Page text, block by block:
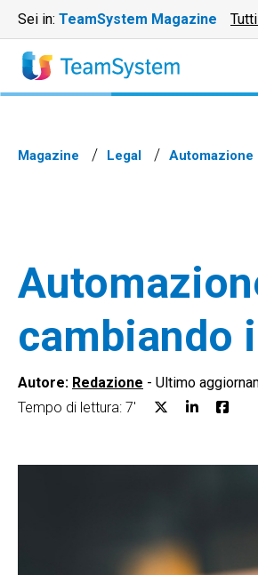
Sei in: TeamSystem Magazine
Magazine Legal Automazione
cambiando
Autore: Redazione - Ultimo
Tempo di lettura: 7'